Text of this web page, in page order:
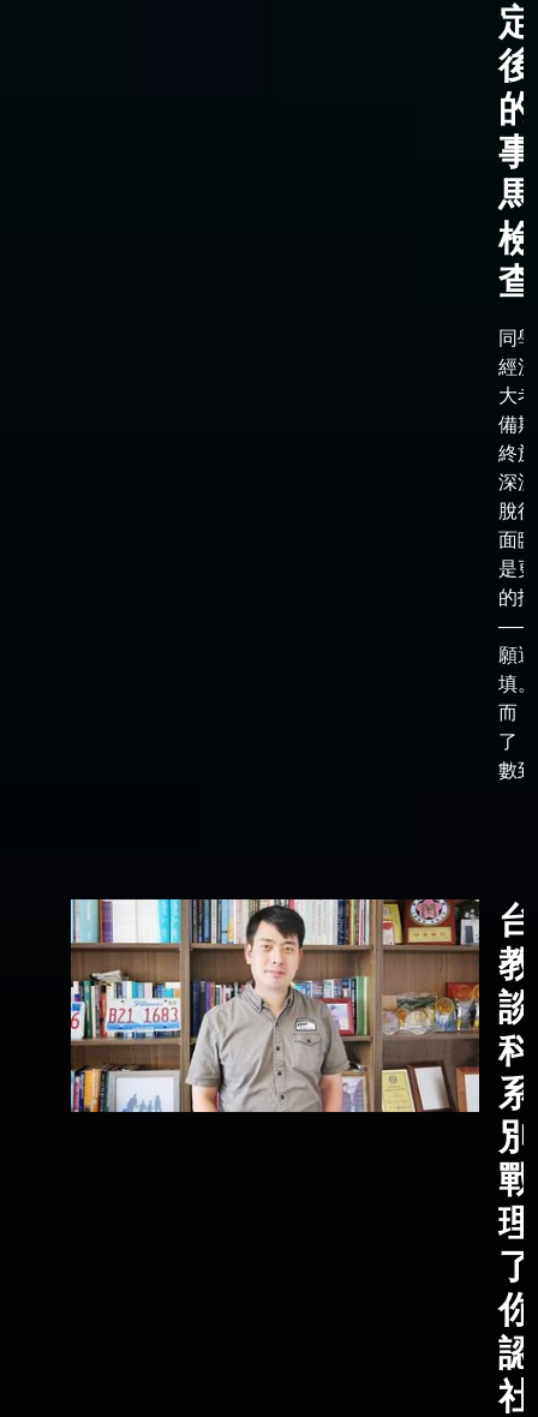
的
檢
同
經
大
備
終
深
脫
面
是
的
——
願選
填
而
了
數
科